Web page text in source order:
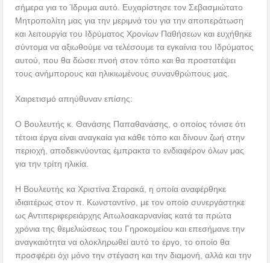
σήμερα για το Ίδρυμα αυτό. Ευχαρίστησε τον Σεβασμιώτατο
Μητροπολίτη μας για την μεριμνά του για την αποπεράτωση
και λειτουργία του Ιδρύματος Χρονίων Παθήσεων και ευχήθηκε
σύντομα να αξιωθούμε να τελέσουμε τα εγκαίνια του Ιδρύματος
αυτού, που θα δώσει πνοή στον τόπο και θα προστατέψει
τους ανήμπορους και ηλικιωμένους συνανθρώπους μας.
Χαιρετισμό απηύθυναν επίσης:
Ο Βουλευτής κ. Θανάσης Παπαθανάσης, ο οποίος τόνισε ότι
τέτοια έργα είναι αναγκαία για κάθε τόπο και δίνουν ζωή στην
περιοχή, αποδεικνύοντας έμπρακτα το ενδιαφέρον όλων μας
για την τρίτη ηλικία.
Η Βουλευτής κα Χριστίνα Σταρακά, η οποία αναφέρθηκε
ιδιαιτέρως στον π. Κωνσταντίνο, με τον οποίο συνεργάστηκε
ως Αντιπεριφερειάρχης Αιτωλοακαρνανίας κατά τα πρώτα
χρόνια της θεμελιώσεως του Γηροκομείου και επεσήμανε την
αναγκαιότητα να ολοκληρωθεί αυτό το έργο, το οποίο θα
προσφέρει όχι μόνο την στέγαση και την διαμονή, αλλά και την